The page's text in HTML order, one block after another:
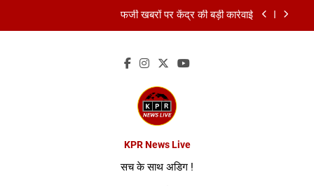
फर्जी खबरों पर केंद्र की बड़ी कार्रवाई
RDI Fund पर सरकार का बड़ा स्पष्टीकरण
फर्जी खबरों पर केंद्र की बड़ी कार्रवाई
FCRA बिल पर भारत ने अमेरिका को दिया जवाब
KPR News Live
सच के साथ अडिग !